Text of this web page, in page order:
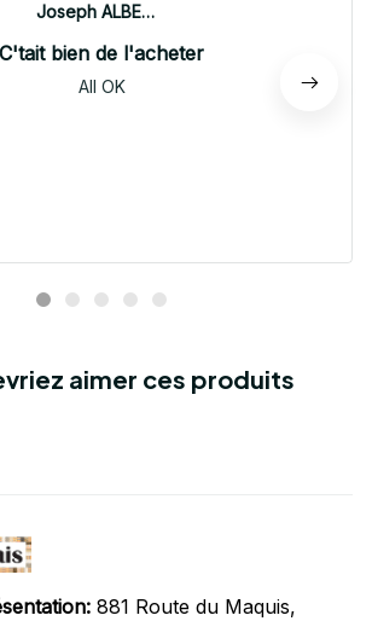
Joseph ALBERTINI
C'tait bien de l'acheter
All OK
aimer ces produits
881 Route du Maquis,